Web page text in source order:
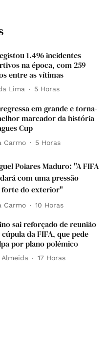
1.496 incidentes
na época, com 259
entre as vítimas
Lima 5 Horas
em grande e torna-
marcador da história
Cup
Carmo 5 Horas
Poiares Maduro: "A FIFA
com uma pressão
do exterior"
Carmo 10 Horas
sai reforçado de reunião
da FIFA, que pede
por plano polémico
Almeida 17 Horas